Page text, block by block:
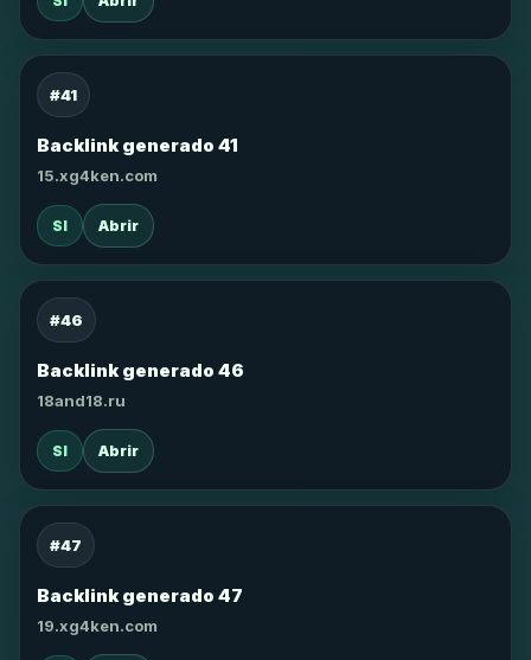
#41
Backlink generado 41
15.xg4ken.com
SI Abrir
#46
Backlink generado 46
18and18.ru
SI Abrir
#47
Backlink generado 47
19.xg4ken.com